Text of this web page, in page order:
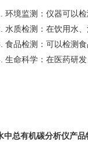
环境监测：仪器可以
水质检测：在饮用水
食品检测：可以检测
生命科学：在医药研
中总有机碳分析仪产品